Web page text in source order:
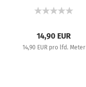
14,90 EUR
14,90 EUR pro lfd. Meter